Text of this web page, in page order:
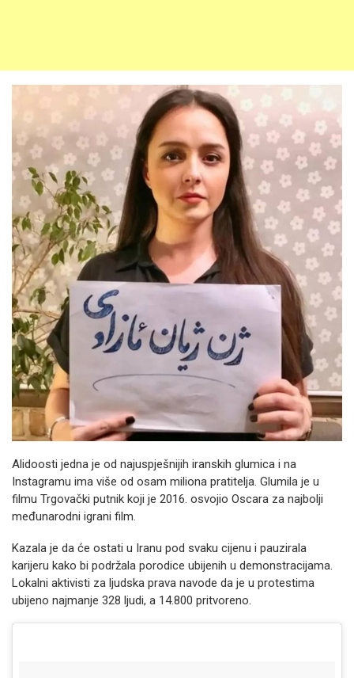
Alidoosti jedna je od najuspješnijih iranskih glumica i na
Instagramu ima više od osam miliona pratitelja. Glumila je u
filmu Trgovački putnik koji je 2016. osvojio Oscara za najbolji
međunarodni igrani film.
Kazala je da će ostati u Iranu pod svaku cijenu i pauzirala
karijeru kako bi podržala porodice ubijenih u demonstracijama.
Lokalni aktivisti za ljudska prava navode da je u protestima
ubijeno najmanje 328 ljudi, a 14.800 pritvoreno.